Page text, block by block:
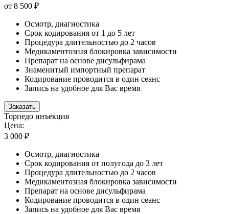
от 8 500 ₽
Осмотр, диагностика
Срок кодирования от 1 до 5 лет
Процедура длительностью до 2 часов
Медикаментозная блокировка зависимости
Препарат на основе дисульфирама
Знаменитый импортный препарат
Кодирование проводится в один сеанс
Запись на удобное для Вас время
Заказать
Торпедо инъекция
Цена:
3 000 ₽
Осмотр, диагностика
Срок кодирования от полугода до 3 лет
Процедура длительностью до 2 часов
Медикаментозная блокировка зависимости
Препарат на основе дисульфирама
Кодирование проводится в один сеанс
Запись на удобное для Вас время